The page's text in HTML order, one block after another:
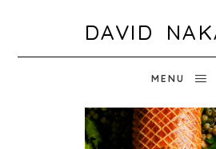
DAVID
MENU